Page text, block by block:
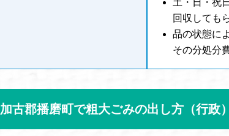
土・日・祝
回収しても
品の状態に
その分処分
加古郡播磨町で粗大ごみの出し方（行政）